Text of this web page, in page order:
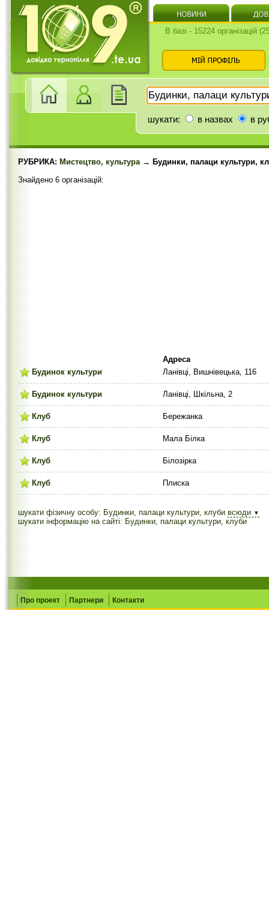
В базі - 15224 організацій
шукати: в назвах в
РУБРИКА: Мистецтво, культура→ Будинки, палаци культури,
Знайдено 6 організацій:
Адреса
Будинок культури
Ланівці, Вишнівецька, 116
Будинок культури Ланівці, Шкільна, 2
Клуб Бережанка
Клуб Мала Білка
Клуб Білозірка
Клуб Плиска
шукати фізичну особу: Будинки, палаци культури, клуби всюди ▼
шукати інформацію на сайті: Будинки, палаци культури, клуби
Про проект Партнери Контакти